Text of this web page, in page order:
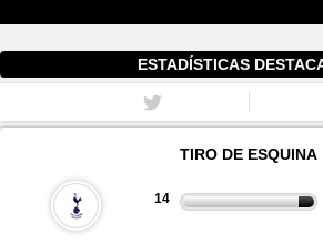
ESTADÍSTICAS
TIRO DE ESQUINA
14